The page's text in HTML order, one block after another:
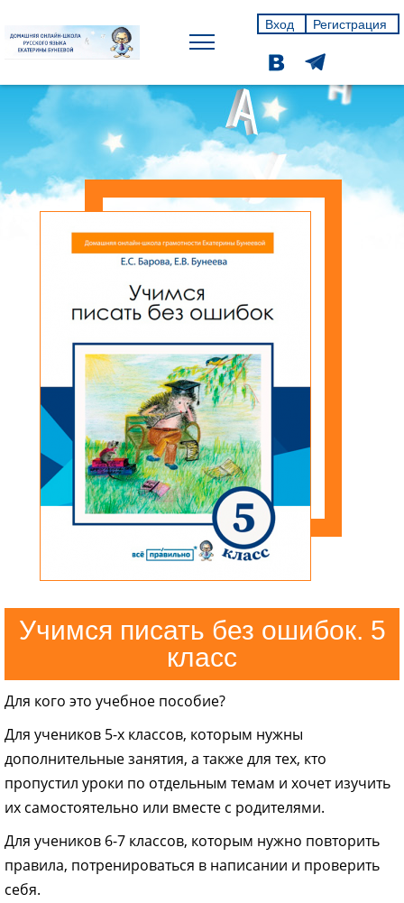
Вход Регистрация
Учимся писать без ошибок. 5
класс
Для кого это учебное пособие?
Для учеников 5-х классов, которым нужны
дополнительные занятия, а также для тех, кто
пропустил уроки по отдельным темам и хочет изучить
их самостоятельно или вместе с родителями.
Для учеников 6-7 классов, которым нужно повторить
правила, потренироваться в написании и проверить
себя.